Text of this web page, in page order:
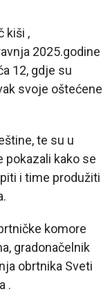
kiši ,
2025.godine
12, gdje su
svoje oštećene
te su u
pokazali kako se
i time produžiti
komore
gradonačelnik
obrtnika Sveti
.